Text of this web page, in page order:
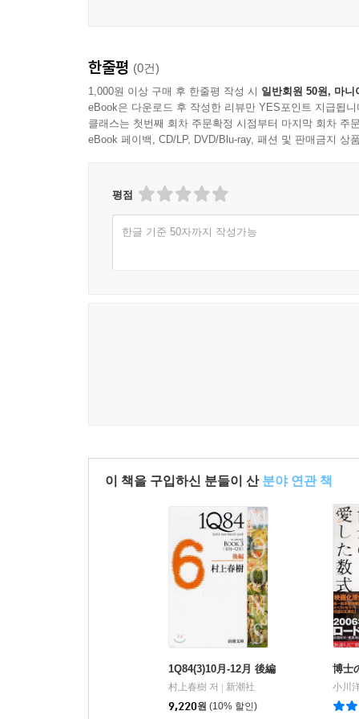
한줄평 (0건)
1,000원 이상 구매 후 한줄평 작성 시 일반회원 50원, 마니
eBook은 다운로드 후 작성한 리뷰만 YES포인트 지급됩니
클래스는 첫번째 회차 주문확정 시점부터 마지막 회차 주
eBook 페이백, CD/LP, DVD/Blu-ray, 패션 및 판매금지 상
평점
한글 기준 50자까지 작성가능
이 책을 구입하신 분들이 산 분야 연관 책
1Q84(3)10月-12月 後編
村上春樹 저
新潮社
9,220원 (10% 할인)
博士
小川